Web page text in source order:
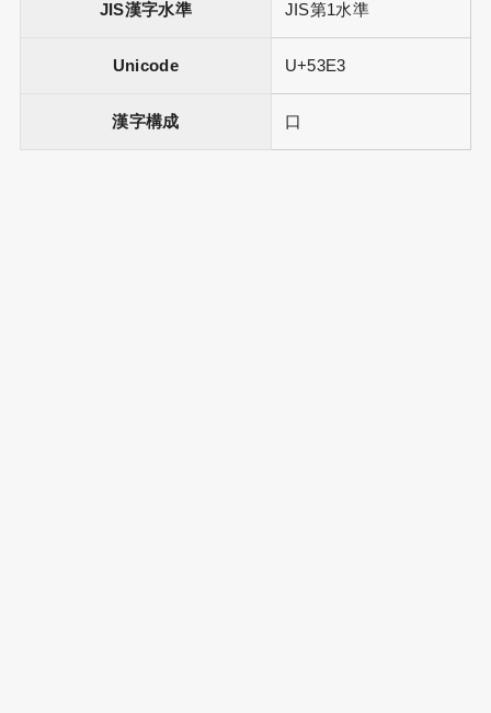
JIS漢字水準 JIS第1水準
Unicode U+53E3
漢字構成 口